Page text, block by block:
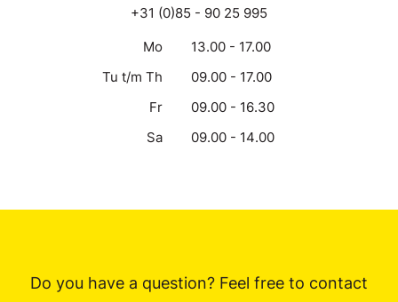
+31 (0)85 - 90 25 995
Mo
13.00 - 17.00
Tu t/m Th
09.00 - 17.00
Fr
09.00 - 16.30
Sa
09.00 - 14.00
Do you have a question? Feel free to contact